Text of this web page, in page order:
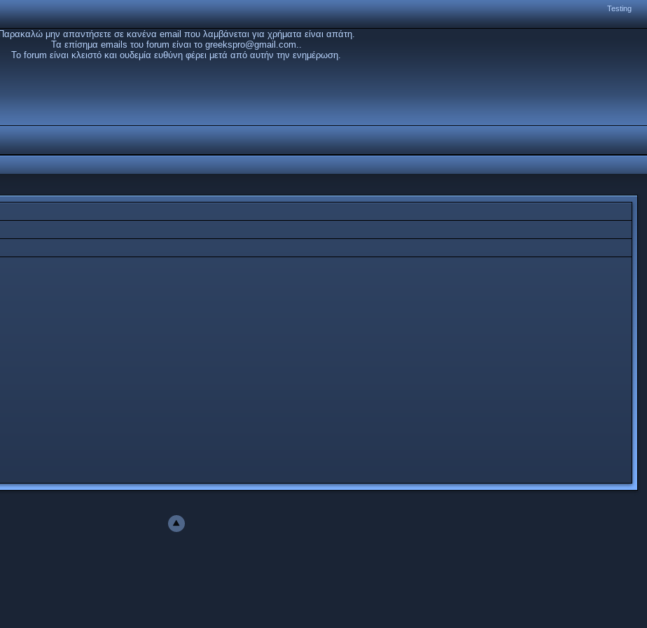
Testing
Παρακαλώ μην απαντήσετε σε κανένα email που λαμβάνεται για χρήματα είναι απάτη.
Τα επίσημα emails του forum είναι το greekspro@gmail.com..
Το forum είναι κλειστό και ουδεμία ευθύνη φέρει μετά από αυτήν την ενημέρωση.